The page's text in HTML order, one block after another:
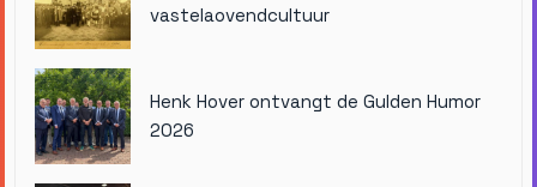
vastelaovendcultuur
Henk Hover ontvangt de Gulden Humor
2026